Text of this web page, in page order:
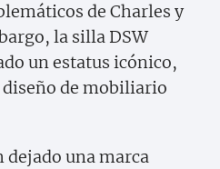
de Charles y
la silla DSW
un estatus icónico,
diseño de mobiliario
dejado una marca